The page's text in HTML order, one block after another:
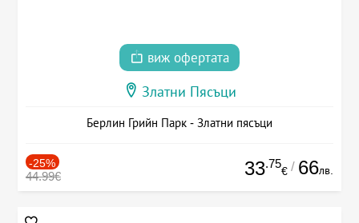
виж офертата
Златни Пясъци
Берлин Грийн Парк - Златни пясъци
-25%
44.99€ 33.75
€ / 66лв.